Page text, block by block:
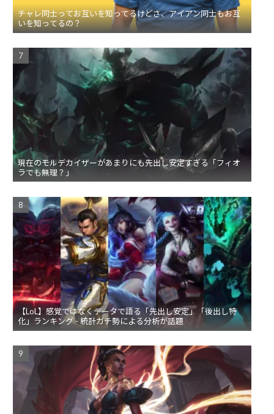
チャレ同士ってお互いを知ってるけどさ、アイアン同士もお互
いを知ってるの？
現在のモルデカイザーがあまりにも先出し安定すぎる「フィオ
ラでも無理？」
【LoL】感覚ではなくデータで語る「先出し安定」「後出し特
化」ランキング - 統計ガチ勢による分析が話題